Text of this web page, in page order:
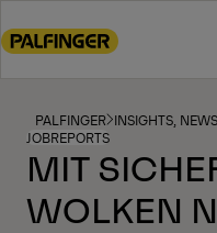
to
footer
content
PALFINGER INSIGHTS,
JOBREPORTS
MIT
WOLKEN